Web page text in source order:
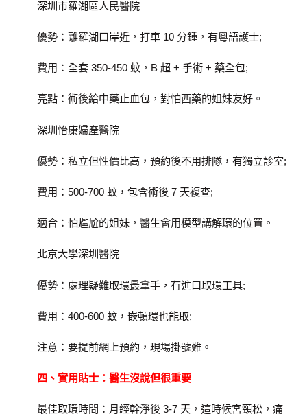
深圳市羅湖區人民醫院
優勢：離羅湖口岸近，打車 10 分鍾，有粵語護士;
費用：全套 350-450 蚊，B 超 + 手術 + 藥全包;
亮點：術後給中藥止血包，對怕西藥的姐妹友好。
深圳怡康婦產醫院
優勢：私立但性價比高，預約後不用排隊，有獨立診室;
費用：500-700 蚊，包含術後 7 天複查;
適合：怕尷尬的姐妹，醫生會用模型講解環的位置。
北京大學深圳醫院
優勢：處理疑難取環最拿手，有進口取環工具;
費用：400-600 蚊，嵌頓環也能取;
注意：要提前網上預約，現場掛號難。
四、實用貼士：醫生沒說但很重要
最佳取環時間：月經幹淨後 3-7 天，這時候宮頸松，痛